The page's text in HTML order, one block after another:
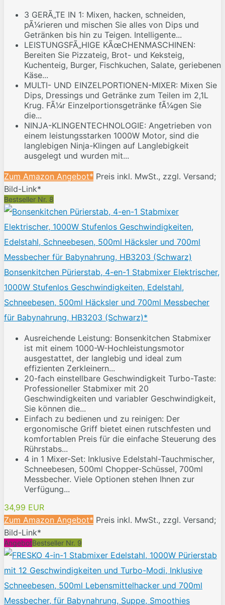
3 GERÃ„TE IN 1: Mixen, hacken, schneiden,
pÃ1⁄4rieren und mischen Sie alles von Dips und
Getränken bis hin zu Teigen. Intelligente...
LEISTUNGSFÃ„HIGE KÃœCHENMASCHINEN:
Bereiten Sie Pizzateig, Brot- und Keksteig,
Kuchenteig, Burger, Fischkuchen, Salate, geriebenen
Käse...
MULTI- UND EINZELPORTIONEN-MIXER: Mixen Sie
Dips, Dressings und Getränke zum Teilen im 2,1L
Krug. FÃ1⁄4r Einzelportionsgetränke fÃ1⁄4gen Sie
die...
NINJA-KLINGENTECHNOLOGIE: Angetrieben von
einem leistungsstarken 1000W Motor, sind die
langlebigen Ninja-Klingen auf Langlebigkeit
ausgelegt und wurden mit...
Zum Amazon Angebot* Preis inkl. MwSt., zzgl. Versand;
Bild-Link*
Bestseller Nr. 8
Bonsenkitchen Pürierstab, 4-en-1 Stabmixer Elektrischer,
1000W Stufenlos Geschwindigkeiten, Edelstahl,
Schneebesen, 500ml Häcksler und 700ml Messbecher
für Babynahrung, HB3203 (Schwarz)*
Ausreichende Leistung: Bonsenkitchen Stabmixer
ist mit einem 1000-W-Hochleistungsmotor
ausgestattet, der langlebig und ideal zum
effizienten Zerkleinern...
20-fach einstellbare Geschwindigkeit Turbo-Taste:
Professioneller Stabmixer mit 20
Geschwindigkeiten und variabler Geschwindigkeit,
Sie können die...
Einfach zu bedienen und zu reinigen: Der
ergonomische Griff bietet einen rutschfesten und
komfortablen Preis für die einfache Steuerung des
Rührstabs...
4 in 1 Mixer-Set: Inklusive Edelstahl-Tauchmischer,
Schneebesen, 500ml Chopper-Schüssel, 700ml
Messbecher. Viele Optionen stehen Ihnen zur
Verfügung...
34,99 EUR
Zum Amazon Angebot* Preis inkl. MwSt., zzgl. Versand;
Bild-Link*
AngebotBestseller Nr. 9